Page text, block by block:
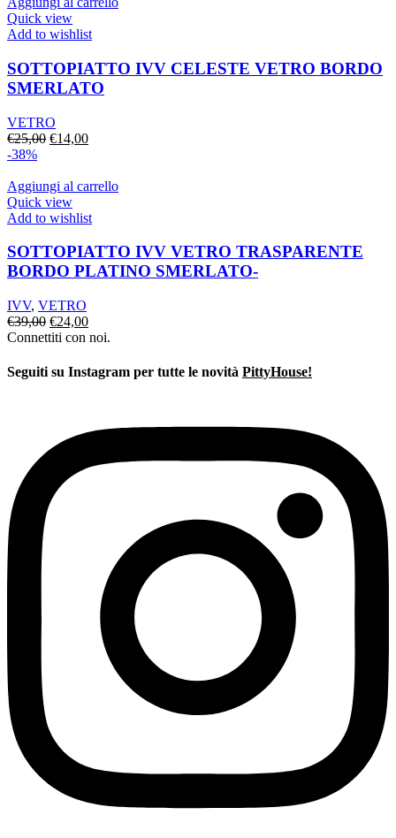
€192,00.
Quick view
Add to wishlist
SOTTOPIATTO IVV CELESTE VETRO BORDO
SMERLATO
VETRO
€25,00 Il
era:
€25,00.
€14,00Il
è:
-38%
Aggiungi al carrello
Quick view
Add to wishlist
SOTTOPIATTO IVV VETRO TRASPARENTE
BORDO PLATINO SMERLATO-
IVV, VETRO
€39,00 Il
prezzo
era:
€24,00Il
prezzo
è:
€24,00.
Connettiti con noi.
Seguiti su Instagram per tutte le novità PittyHouse!